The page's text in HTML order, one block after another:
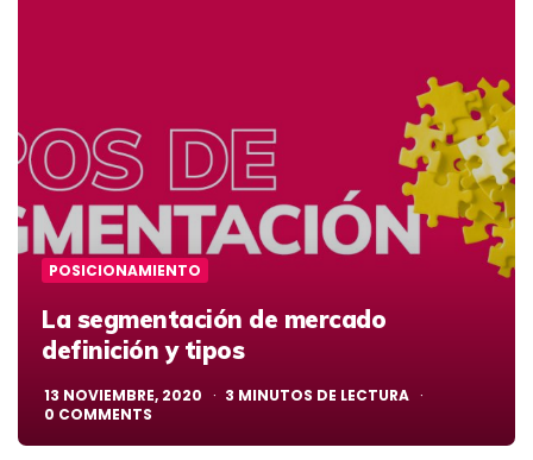
POSICIONAMIENTO
La segmentación de mercado
definición y tipos
13 NOVIEMBRE, 2020 3 MINUTOS DE LECTURA
0 COMMENTS